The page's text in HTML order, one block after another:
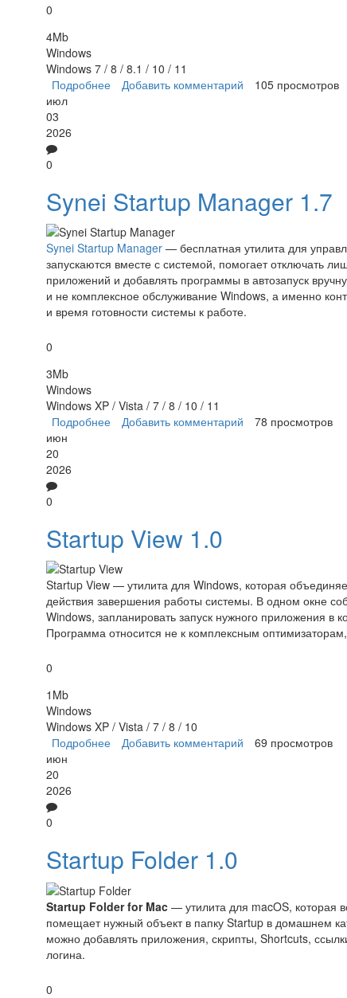
0
4Mb
Windows
Windows 7 / 8 / 8.1 / 10 / 11
Подробнее о Autoruns
Добавить комментарий
105 просмотров
июл
03
2026
0
Synei Startup Manager 1.7
Synei Startup Manager — бесплатная утилита для
запускаются вместе с системой, помогает отключать
приложений и добавлять программы в автозапуск
и не комплексное обслуживание Windows, а именно
и время готовности системы к работе.
0
3Mb
Windows
Windows XP / Vista / 7 / 8 / 10 / 11
Подробнее о Synei Startup Manager
Добавить комментарий
78 просмотров
июн
20
2026
0
Startup View 1.0
Startup View — утилита для Windows, которая
действия завершения работы системы. В одном окне
Windows, запланировать запуск нужного приложения в
Программа относится не к комплексным
0
1Mb
Windows
Windows XP / Vista / 7 / 8 / 10
Подробнее о Startup View
Добавить комментарий
69 просмотров
июн
20
2026
0
Startup Folder 1.0
Startup Folder for Mac — утилита для macOS, которая
помещает нужный объект в папку Startup в домашнем
можно добавлять приложения, скрипты, Shortcuts,
логина.
0